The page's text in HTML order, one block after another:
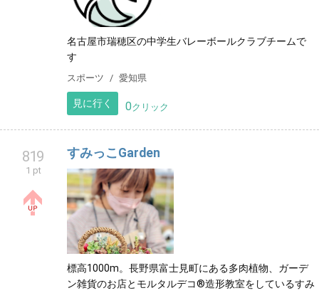
名古屋市瑞穂区の中学生バレーボールクラブチームで
す
スポーツ 愛知県
見に行く 0クリック
819
1 pt
すみっこGarden
標高1000m。長野県富士見町にある多肉植物、ガーデ
ン雑貨のお店とモルタルデコ®️造形教室をしているすみ